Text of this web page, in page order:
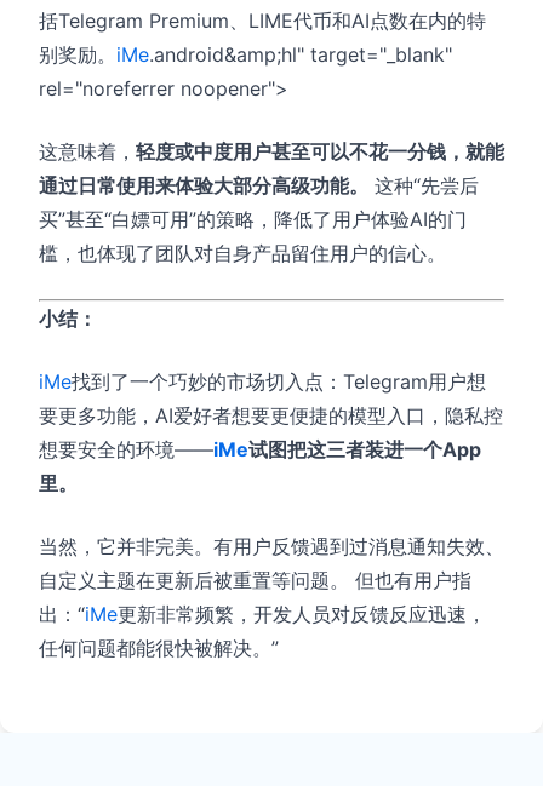
括Telegram Premium、LIME代币和AI点数在内的特
别奖励。 iMe.android&amp;hl" target="_blank"
rel="noreferrer noopener">
这意味着， 轻度或中度用户甚至可以不花一分钱，就能
通过日常使用来体验大部分高级功能。
这种“先尝后
买”甚至“白嫖可用”的策略，降低了用户体验AI的门
槛，也体现了团队对自身产品留住用户的信心。
小结：
iMe找到了一个巧妙的市场切入点：Telegram用户想
要更多功能，AI爱好者想要更便捷的模型入口，隐私控
想要安全的环境——iMe试图把这三者装进一个App
里。
当然，它并非完美。有用户反馈遇到过消息通知失效、
自定义主题在更新后被重置等问题。
但也有用户指
出：“iMe更新非常频繁，开发人员对反馈反应迅速，
任何问题都能很快被解决。”